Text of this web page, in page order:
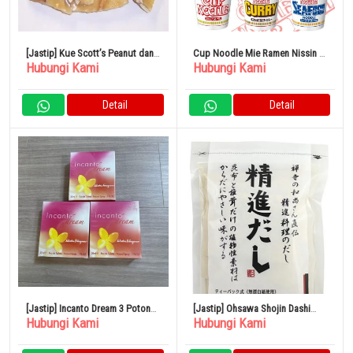
[Jastip] Kue Scott’s Peanut dan
Pretzel Putih 1 Pound
Hubungi Kami
Detail
Cup Noodle Mie Ramen Nissin 3
Jenis Set Masing-Masing 1 Dus
Hubungi Kami
Detail
[Jastip] Incanto Dream 3 Potong
Set Parfum
Hubungi Kami
[Jastip] Ohsawa Shojin Dashi
70g (7g x 10 tas)
Hubungi Kami